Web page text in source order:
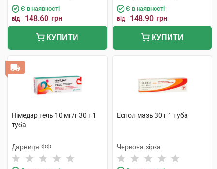
Є в наявності
від 148.60 грн
КУПИТИ
Є в наявності
від 148.90 грн
КУПИТИ
Німедар гель 10 мг/г 30 г 1
туба
Дарниця ФФ
Еспол мазь 30 г 1 туба
Червона зірка